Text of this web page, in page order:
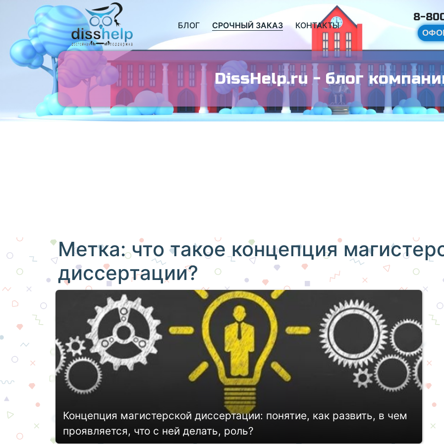
БЛОГ СРОЧНЫЙ ЗАКАЗ КОНТАКТЫ
8-
DissHelp.ru - блог
Метка:что такое концепция
диссертации?
Концепция магистерской диссертации: понятие, как развить, в чем
проявляется, что с ней делать, роль?